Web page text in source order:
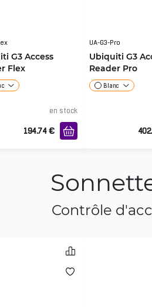
G3 Access
Flex
en stock
194.74 €
UA-G3-Pro
Ubiquiti G3
Reader Pro
Blanc
Contrôle